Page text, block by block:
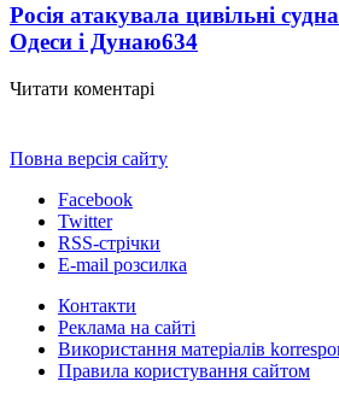
Росія атакувала цивільні
Одеси і Дунаю634
Читати коментарі
Повна версія сайту
Facebook
Twitter
RSS-стрічки
E-mail розсилка
Контакти
Реклама на сайті
Використання матеріалів
Правила користування сайтом